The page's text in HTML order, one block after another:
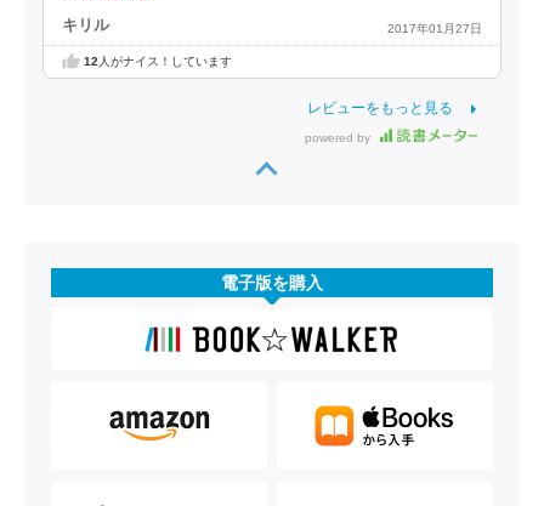
キリル 2017年01月27日
12人がナイス！しています
レビューをもっと見る
powered by
電子版を購入